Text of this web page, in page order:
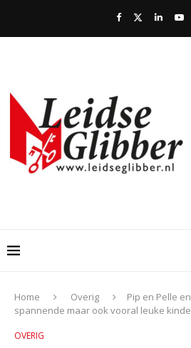
Home Overig
Pip en Pelle
spannende maar ook vooral leuke
OVERIG